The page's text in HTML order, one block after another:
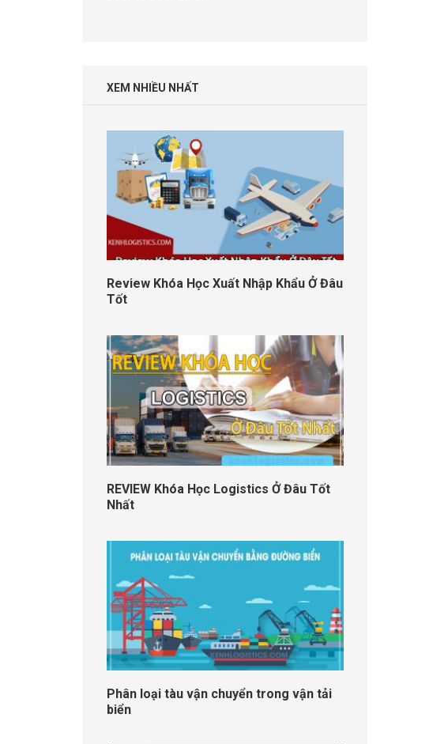
XEM NHIỀU NHẤT
Review Khóa Học Xuất Nhập Khẩu Ở Đâu
Tốt
REVIEW Khóa Học Logistics Ở Đâu Tốt
Nhất
Phân loại tàu vận chuyển trong vận tải
biển